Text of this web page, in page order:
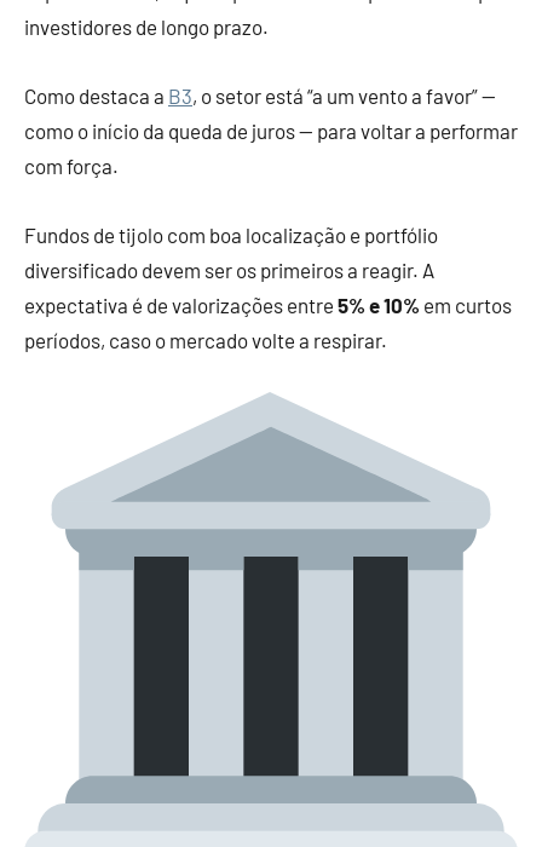
investidores de longo prazo.
Como destaca a B3, o setor está “a um vento a favor” —
como o início da queda de juros — para voltar a performar
com força.
Fundos de tijolo com boa localização e portfólio
diversificado devem ser os primeiros a reagir. A
expectativa é de valorizações entre 5% e 10% em curtos
períodos, caso o mercado volte a respirar.